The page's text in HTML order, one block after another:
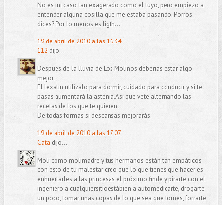
No es mi caso tan exagerado como el tuyo, pero empiezo a
entender alguna cosilla que me estaba pasando. Porros
dices? Por lo menos es ligth...
19 de abril de 2010 a las 16:34
112 dijo...
Despues de la lluvia de Los Molinos deberias estar algo
mejor.
El lexatin utilízalo para dormir, cuidado para conducir y si te
pasas aumentará la astenia.Así que vete alternando las
recetas de los que te quieren.
De todas formas si descansas mejorarás.
19 de abril de 2010 a las 17:07
Cata dijo...
Moli como molimadre y tus hermanos están tan empáticos
con esto de tu malestar creo que lo que tienes que hacer es
enhuertarles a las princesas el próximo finde y pirarte con el
ingeniero a cualquiersitioestábien a automedicarte, drogarte
un poco, tomar unas copas de lo que sea que tomes, forrarte